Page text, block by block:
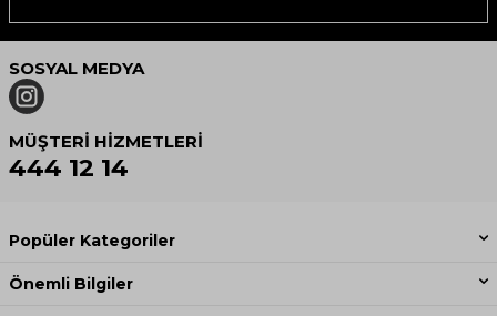
SOSYAL MEDYA
MÜŞTERI HIZMETLERI
444 12 14
Popüler Kategoriler
Önemli Bilgiler